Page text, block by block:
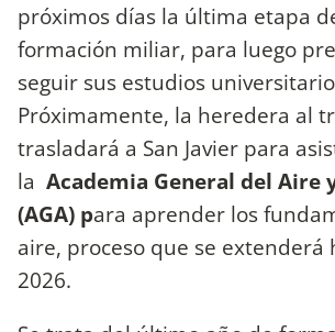
próximos días la última etapa
formación miliar, para luego
seguir sus estudios
Próximamente, la heredera al
trasladará a San Javier para
la Academia General del Aire
(AGA) para aprender los
aire, proceso que se extenderá
2026.